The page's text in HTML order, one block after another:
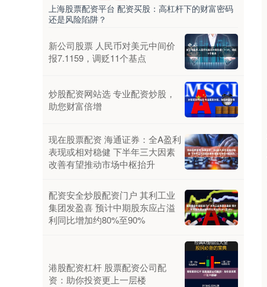
上海股票配资平台 配资买股：高杠杆下的财富密码
还是风险陷阱？
新公司股票 人民币对美元中间价
报7.1159，调贬11个基点
炒股配资网站选 专业配资炒股，
助您财富倍增
现在股票配资 海通证券：全A盈利
表现或相对稳健 下半年三大因素
改善有望推动市场中枢抬升
配资安全炒股配资门户 其利工业
集团发盈喜 预计中期股东应占溢
利同比增加约80%至90%
港股配资杠杆 股票配资公司配
资：助你投资更上一层楼